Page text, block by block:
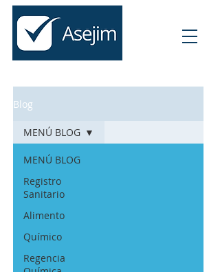
Blog
MENÚ BLOG
Registro
Sanitario
Alimento
Químico
Regencia
MENÚ BLOG